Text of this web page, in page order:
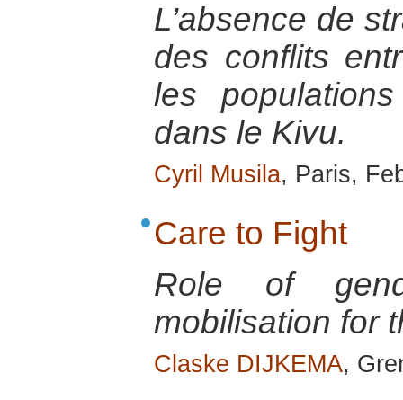
L’absence de
des conflits
les
dans le Kivu.
Cyril Musila, Paris,
Care to Fight
Role of
mobilisation for
Claske DIJKEMA,